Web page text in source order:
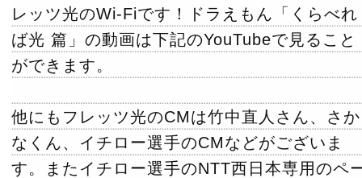
レッツ光のWi-Fiです！ドラえもん「くらべれ
ば光 篇」の動画は下記のYouTubeで見ること
ができます。
他にもフレッツ光のCMは竹中直人さん、さか
なくん、イチロー選手のCMなどがございま
す。またイチロー選手のNTT西日本専用のペ